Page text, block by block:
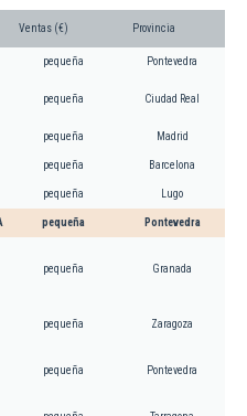
Ventas (€) Provincia
pequeña Pontevedra
pequeña Ciudad Real
pequeña Madrid
pequeña Barcelona
pequeña Lugo
pequeña Pontevedra
pequeña Granada
pequeña Zaragoza
pequeña Pontevedra